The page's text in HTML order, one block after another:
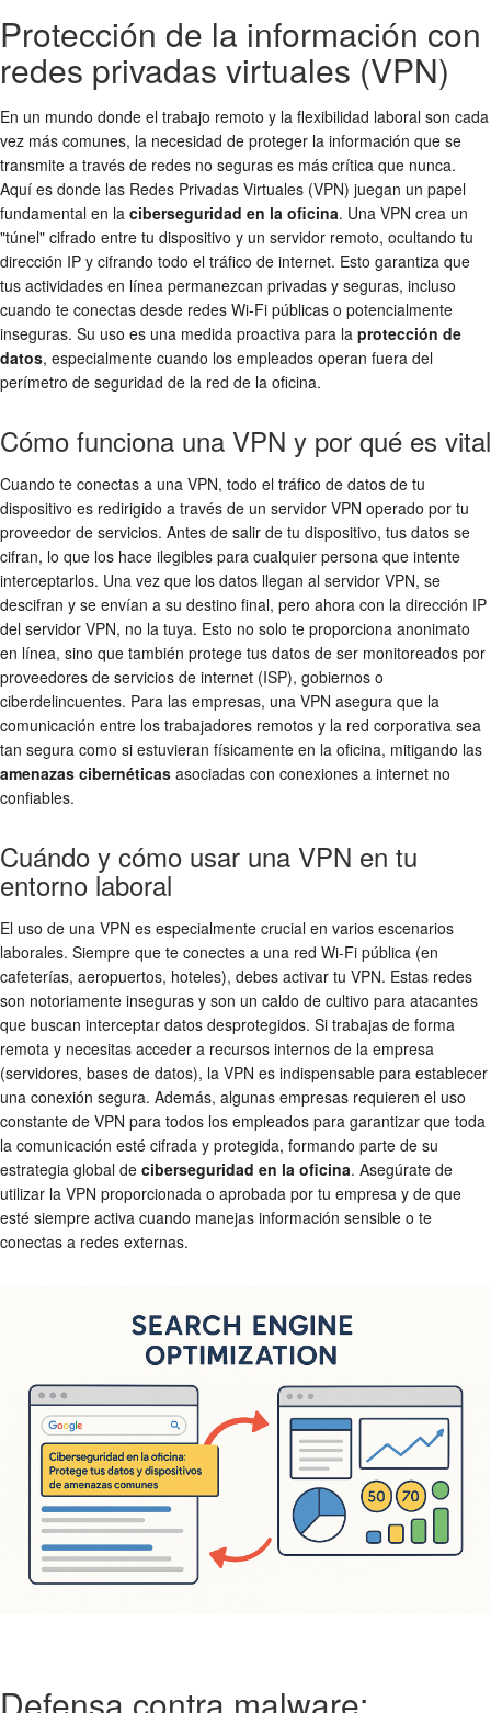
Protección de la información con
redes privadas virtuales (VPN)
En un mundo donde el trabajo remoto y la flexibilidad laboral son cada
vez más comunes, la necesidad de proteger la información que se
transmite a través de redes no seguras es más crítica que nunca.
Aquí es donde las Redes Privadas Virtuales (VPN) juegan un papel
fundamental en la ciberseguridad en la oficina. Una VPN crea un
"túnel" cifrado entre tu dispositivo y un servidor remoto, ocultando tu
dirección IP y cifrando todo el tráfico de internet. Esto garantiza que
tus actividades en línea permanezcan privadas y seguras, incluso
cuando te conectas desde redes Wi-Fi públicas o potencialmente
inseguras. Su uso es una medida proactiva para la protección de
datos, especialmente cuando los empleados operan fuera del
perímetro de seguridad de la red de la oficina.
Cómo funciona una VPN y por qué es vital
Cuando te conectas a una VPN, todo el tráfico de datos de tu
dispositivo es redirigido a través de un servidor VPN operado por tu
proveedor de servicios. Antes de salir de tu dispositivo, tus datos se
cifran, lo que los hace ilegibles para cualquier persona que intente
interceptarlos. Una vez que los datos llegan al servidor VPN, se
descifran y se envían a su destino final, pero ahora con la dirección IP
del servidor VPN, no la tuya. Esto no solo te proporciona anonimato
en línea, sino que también protege tus datos de ser monitoreados por
proveedores de servicios de internet (ISP), gobiernos o
ciberdelincuentes. Para las empresas, una VPN asegura que la
comunicación entre los trabajadores remotos y la red corporativa sea
tan segura como si estuvieran físicamente en la oficina, mitigando las
amenazas cibernéticas asociadas con conexiones a internet no
confiables.
Cuándo y cómo usar una VPN en tu
entorno laboral
El uso de una VPN es especialmente crucial en varios escenarios
laborales. Siempre que te conectes a una red Wi-Fi pública (en
cafeterías, aeropuertos, hoteles), debes activar tu VPN. Estas redes
son notoriamente inseguras y son un caldo de cultivo para atacantes
que buscan interceptar datos desprotegidos. Si trabajas de forma
remota y necesitas acceder a recursos internos de la empresa
(servidores, bases de datos), la VPN es indispensable para establecer
una conexión segura. Además, algunas empresas requieren el uso
constante de VPN para todos los empleados para garantizar que toda
la comunicación esté cifrada y protegida, formando parte de su
estrategia global de ciberseguridad en la oficina. Asegúrate de
utilizar la VPN proporcionada o aprobada por tu empresa y de que
esté siempre activa cuando manejas información sensible o te
conectas a redes externas.